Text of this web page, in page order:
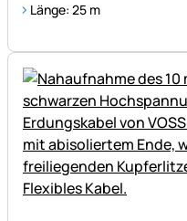
Länge: 25 m